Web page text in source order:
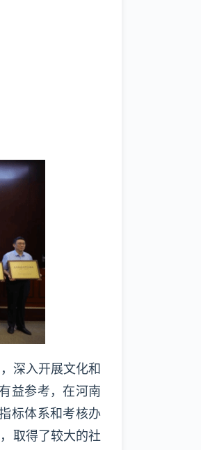
深入开展文化和
益参考，在河南
标体系和考核办
取得了较大的社